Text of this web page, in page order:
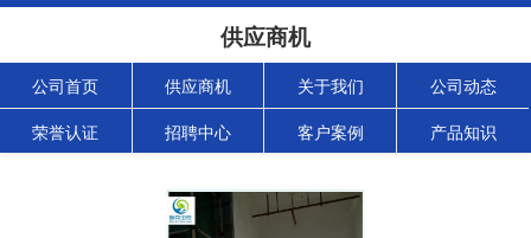
供应商机
公司首页 供应商机 关于我们 公司动态
荣誉认证 招聘中心 客户案例 产品知识